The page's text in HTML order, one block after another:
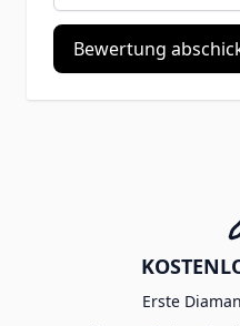
Bewertung
Erste